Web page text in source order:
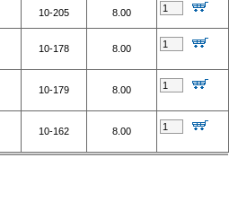
10-205 8.00
10-178 8.00
10-179 8.00
10-162 8.00